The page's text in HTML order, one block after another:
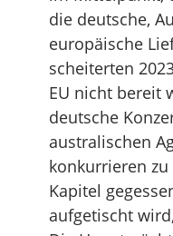
die deutsche,
europäische
scheiterten
EU nicht bereit
deutsche
australischen
konkurrieren
Kapitel
aufgetischt